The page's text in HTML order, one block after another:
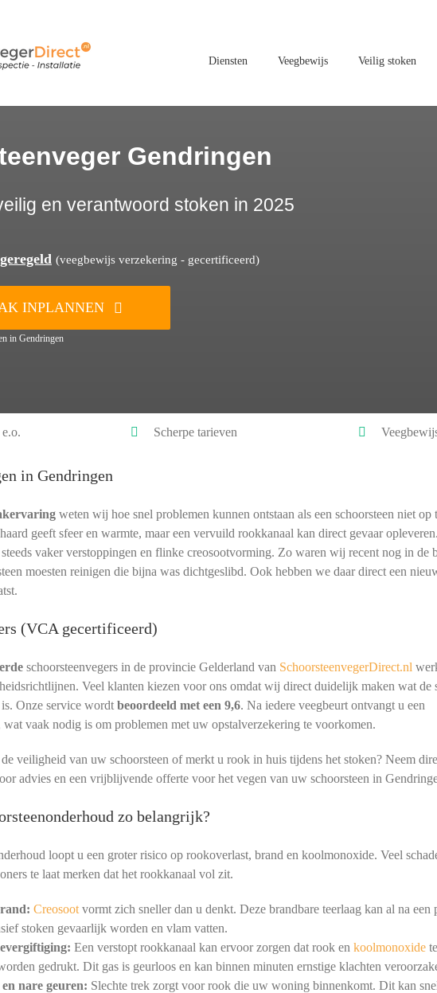
Diensten Veegbewijs Veilig stoken
Gendringen
en verantwoord stoken in 2025
(veegbewijs verzekering - gecertificeerd)
INPLANNEN
in Gendringen
Scherpe tarieven
in Gendringen
weten wij hoe snel problemen kunnen ontstaan als een schoorsteen niet op
geeft sfeer en warmte, maar een vervuild rookkanaal kan direct gevaar
vaker verstoppingen en flinke creosootvorming. Zo waren wij recent nog in de
moesten reinigen die bijna was dichtgeslibd. Ook hebben we daar direct een
(VCA gecertificeerd)
schoorsteenvegers in de provincie Gelderland van SchoorsteenvegerDirect.nl
Veel klanten kiezen voor ons omdat wij direct duidelijk maken wat de
Onze service wordt beoordeeld met een 9,6. Na iedere veegbeurt ontvangt u een
wat vaak nodig is om problemen met uw opstalverzekering te voorkomen.
veiligheid van uw schoorsteen of merkt u rook in huis tijdens het stoken? Neem
advies en een vrijblijvende offerte voor het vegen van uw schoorsteen in
zo belangrijk?
loopt u een groter risico op rookoverlast, brand en koolmonoxide. Veel
te laat merken dat het rookkanaal vol zit.
Creosootvormt zich sneller dan u denkt. Deze brandbare teerlaag kan al na een
stoken gevaarlijk worden en vlam vatten.
Een verstopt rookkanaal kan ervoor zorgen dat rook en koolmonoxide
gedrukt. Dit gas is geurloos en kan binnen minuten ernstige klachten
nare geuren: Slechte trek zorgt voor rook die uw woning binnenkomt. Dit kan